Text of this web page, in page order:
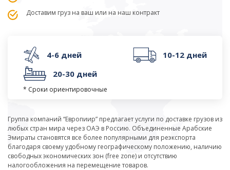
Доставим груз на ваш или на наш контракт
4-6 дней
10-12 дней
20-30 дней
* Сроки ориентировочные
Группа компаний “Европиир” предлагает услуги по доставке грузов из
любых стран мира через ОАЭ в Россию. Объединенные Арабские
Эмираты становятся все более популярными для реэкспорта
благодаря своему удобному географическому положению, наличию
свободных экономических зон (free zone) и отсутствию
налогообложения на перемещение товаров.